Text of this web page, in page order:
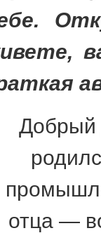
Добрый
отца —